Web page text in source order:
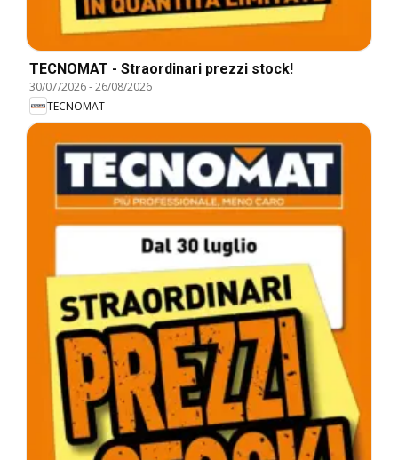
TECNOMAT - Straordinari prezzi stock!
30/07/2026-26/08/2026
TECNOMAT